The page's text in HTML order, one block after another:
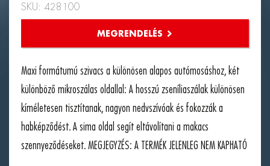
SKU: 428100
Maxi formátumú szivacs a különösen alapos autómosáshoz, két
különböző mikroszálas oldallal: A hosszú zseníliaszálak különösen
kíméletesen tisztítanak, nagyon nedvszívóak és fokozzák a
habképződést. A sima oldal segít eltávolítani a makacs
szennyeződéseket. MEGJEGYZÉS: A TERMÉK JELENLEG NEM KAPHATÓ